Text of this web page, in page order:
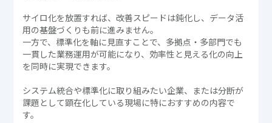
サイロ化を放置すれば、改善スピードは鈍化し、データ活
用の基盤づくりも前に進みません。
一方で、標準化を軸に見直すことで、多拠点・多部門でも
一貫した業務運用が可能になり、効率性と見える化の向上
を同時に実現できます。
システム統合や標準化に取り組みたい企業、または分断が
課題として顕在化している現場に特におすすめの内容で
す。